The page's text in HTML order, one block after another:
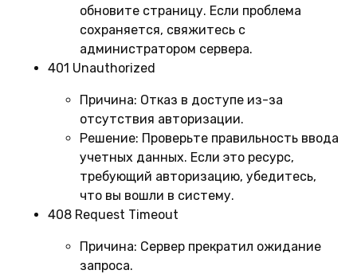
обновите страницу. Если проблема
сохраняется, свяжитесь с
администратором сервера.
401 Unauthorized
Причина: Отказ в доступе из-за
отсутствия авторизации.
Решение: Проверьте правильность ввода
учетных данных. Если это ресурс,
требующий авторизацию, убедитесь,
что вы вошли в систему.
408 Request Timeout
Причина: Сервер прекратил ожидание
запроса.